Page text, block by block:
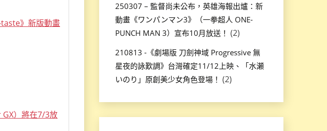
250307 – 監督尚未公布，英雄海報出爐：新
動畫《ワンパンマン3》（一拳超人 ONE-
PUNCH MAN 3）宣布10月放送！ (2)
210813 -《劇場版 刀劍神域 Progressive 無
星夜的詠歎調》台灣確定11/12上映、「水瀬
いのり」原創美少女角色登場！ (2)